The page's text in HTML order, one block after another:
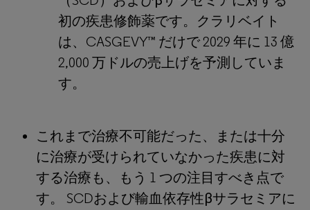
初の疾患修飾薬です。クラリベイト
は、CASGEVY™ だけで 2029 年に 13 億
2,000 万ドルの売上げを予測していま
す。
これまで治療不可能だった、または十分
に治療が受けられていなかった疾患に対
する治療も、もう 1 つの注目すべき点で
す。 SCDおよび輸血依存性βサラセミアに